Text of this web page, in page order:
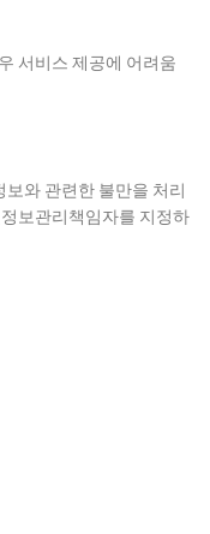
서비스 제공에 어려움
와 관련한 불만을 처리
보관리책임자를 지정하